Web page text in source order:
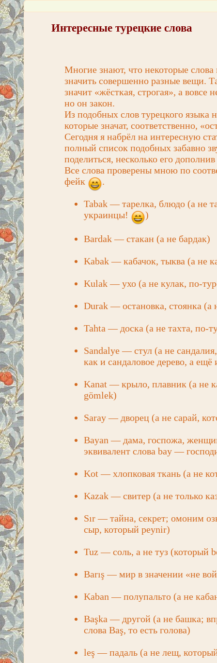
Интересные турецкие слова
Многие знают, что некоторые
значить совершенно разные вещи.
значит «жёсткая, строгая», а
но он закон.
Из подобных слов турецкого языка
которые значат, соответственно,
Сегодня я набрёл на интересную
полный список подобных забавно
поделиться, несколько его
Все слова проверены мною по
фейк
.
Tabak — тарелка, блюдо (а не
украинцы!
)
Bardak — стакан (а не бардак)
Kabak — кабачок, тыква (а не
Kulak — ухо (а не кулак, по-
Durak — остановка, стоянка (а
Tahta — доска (а не тахта, по-
Sandalye — стул (а не
как и сандаловое дерево, а ещё
Kanat — крыло, плавник (а не
gömlek)
Saray — дворец (а не сарай,
Bayan — дама, госпожа,
эквивалент слова bay —
Kot — хлопковая ткань (а не
Kazak — свитер (а не только
Sır — тайна, секрет; омоним
сыр, который peynir)
Tuz — соль, а не туз (который
Barış — мир в значении «не
Kaban — полупальто (а не
Başka — другой (а не башка;
слова Baş, то есть голова)
leş — падаль (а не лещ,